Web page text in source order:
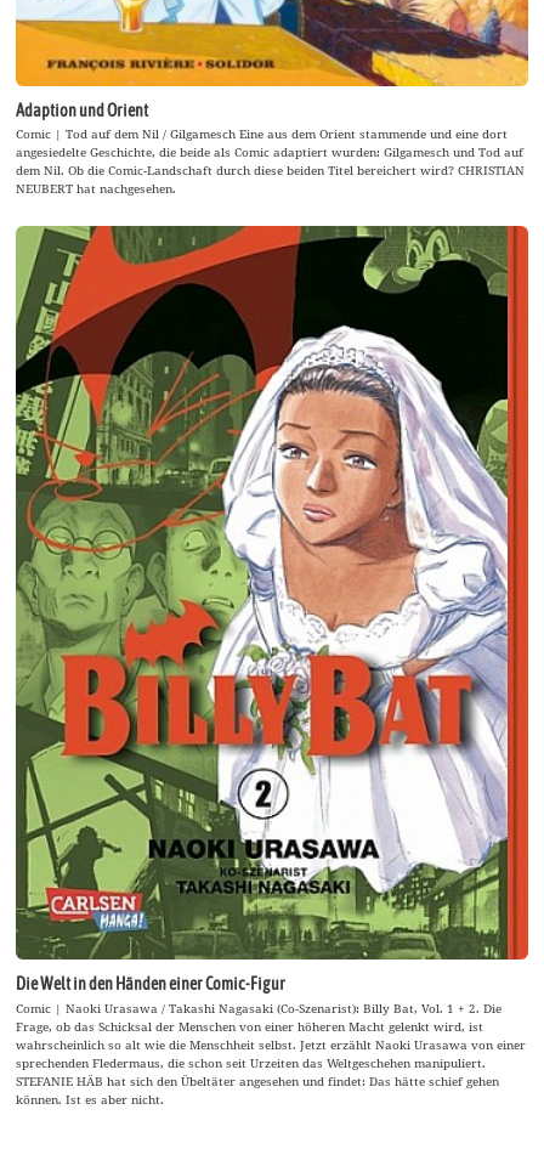
Adaption und Orient
Comic | Tod auf dem Nil / Gilgamesch Eine aus dem Orient stammende und eine dort
angesiedelte Geschichte, die beide als Comic adaptiert wurden: Gilgamesch und Tod auf
dem Nil. Ob die Comic-Landschaft durch diese beiden Titel bereichert wird? CHRISTIAN
NEUBERT hat nachgesehen.
Die Welt in den Händen einer Comic-Figur
Comic | Naoki Urasawa / Takashi Nagasaki (Co-Szenarist): Billy Bat, Vol. 1 + 2. Die
Frage, ob das Schicksal der Menschen von einer höheren Macht gelenkt wird, ist
wahrscheinlich so alt wie die Menschheit selbst. Jetzt erzählt Naoki Urasawa von einer
sprechenden Fledermaus, die schon seit Urzeiten das Weltgeschehen manipuliert.
STEFANIE HÄB hat sich den Übeltäter angesehen und findet: Das hätte schief gehen
können. Ist es aber nicht.